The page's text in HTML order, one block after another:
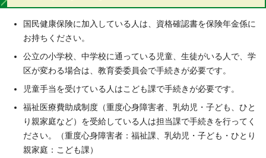
国民健康保険に加入している人は、資格確認書を保険年金係に
お持ちください。
公立の小学校、中学校に通っている児童、生徒がいる人で、学
区が変わる場合は、教育委委員会で手続きが必要です。
児童手当を受けている人はこども課で手続きが必要です。
福祉医療費助成制度（重度心身障害者、乳幼児・子ども、ひと
り親家庭など）を受給している人は担当課で手続きを行ってく
ださい。（重度心身障害者：福祉課、乳幼児・子ども・ひとり
親家庭：こども課）